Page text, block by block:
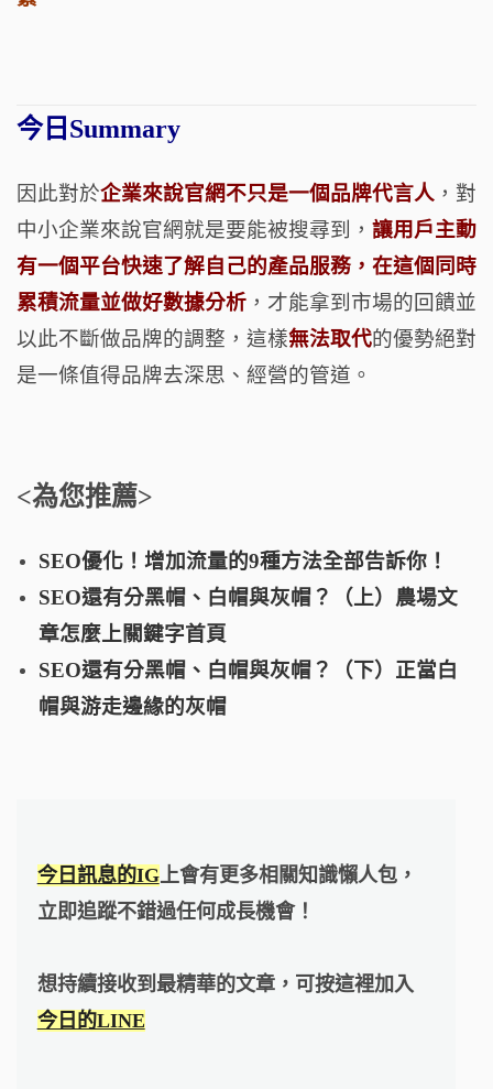
今日Summary
因此對於企業來說官網不只是一個品牌代言人 ，對
中小企業來說官網就是要能被搜尋到， 讓用戶主動
有一個平台快速了解自己的產品服務，在這個同時
累積流量並做好數據分析 ，才能拿到市場的回饋並
以此不斷做品牌的調整，這樣無法取代的優勢絕對
是一條值得品牌去深思、經營的管道。
<為您推薦>
SEO優化！增加流量的9種方法全部告訴你！
SEO還有分黑帽、白帽與灰帽？（上）農場文
章怎麼上關鍵字首頁
SEO還有分黑帽、白帽與灰帽？（下）正當白
帽與游走邊緣的灰帽
今日訊息的IG上會有更多相關知識懶人包，
立即追蹤不錯過任何成長機會！
想持續接收到最精華的文章，可按這裡加入
今日的LINE